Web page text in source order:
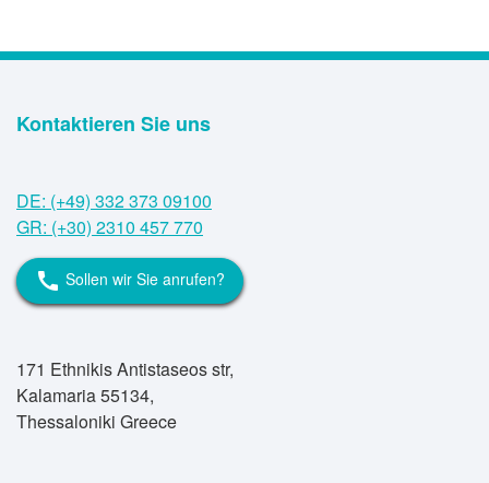
Kontaktieren Sie uns
DE: (+49) 332 373 09100
GR: (+30) 2310 457 770
call Sollen wir Sie anrufen?
171 Ethnikis Antistaseos str,
Kalamaria 55134,
Thessaloniki Greece